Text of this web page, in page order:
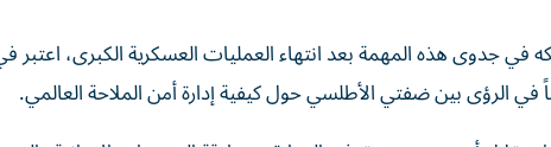
في جدوى هذه المهمة بعد انتهاء العمليات العسكرية الكبرى، اعتبر
الرؤى بين ضفتي الأطلسي حول كيفية إدارة أمن الملاحة العالمي.